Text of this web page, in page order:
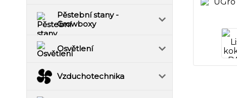
Pěstební stany -
Growboxy
Osvětlení
Vzduchotechnika